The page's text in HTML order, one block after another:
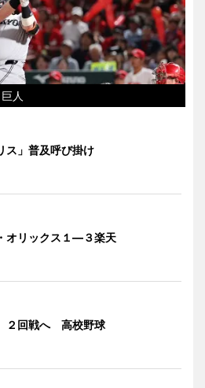
人
ス」普及呼び掛け
オリックス１―３楽天
２回戦へ 高校野球